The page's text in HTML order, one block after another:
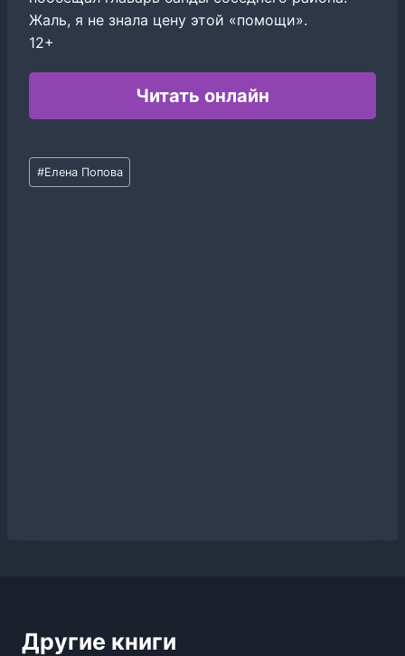
Жаль, я не знала цену этой «помощи».
12+
Читать онлайн
Метки
записи:
#Елена Попова
Другие книги